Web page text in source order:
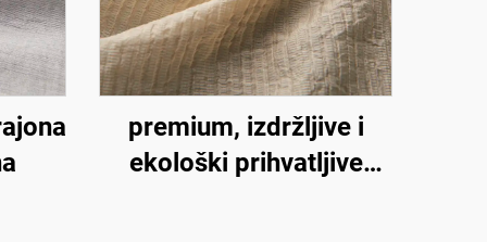
premium, izdržljive i
ekološki prihvatljive